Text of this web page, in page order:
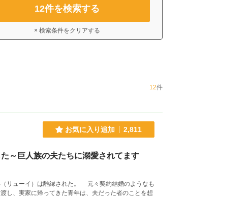
12件を検索する
× 検索条件をクリアする
12件
お気に入り追加 2,811
～巨人族の夫たちに溺愛されてます
リューイ）は離縁された。 元々契約結婚のようなも
、実家に帰ってきた青年は、夫だった者のことを想